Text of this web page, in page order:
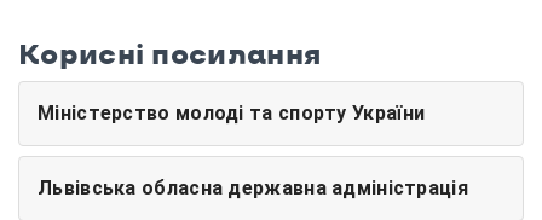
Корисні посилання
Міністерство молоді та спорту України
Львівська обласна державна адміністрація